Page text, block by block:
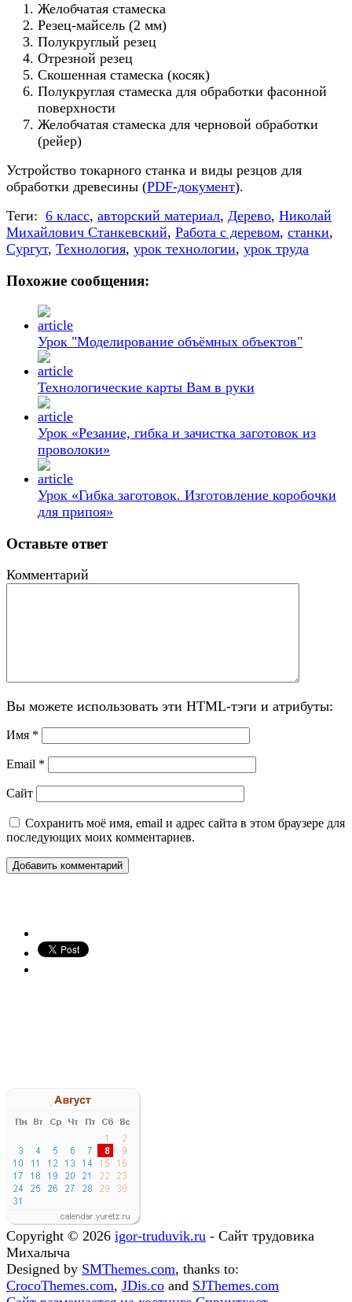
Желобчатая стамеска
Резец-майсель (2 мм)
Полукруглый резец
Отрезной резец
Скошенная стамеска (косяк)
Полукруглая стамеска для обработки фасонной
поверхности
Желобчатая стамеска для черновой обработки
(рейер)
Устройство токарного станка и виды резцов для
обработки древесины (PDF-документ).
Теги: 6 класс, авторский материал, Дерево, Николай
Михайлович Станкевский, Работа с деревом, станки,
Сургут, Технология, урок технологии, урок труда
Похожие сообщения:
Урок "Моделирование объёмных объектов"
Технологические карты Вам в руки
Урок «Резание, гибка и зачистка заготовок из
проволоки»
Урок «Гибка заготовок. Изготовление коробочки
для припоя»
Оставьте ответ
Комментарий
Вы можете использовать эти HTML-тэги и атрибуты:
Имя *
Email *
Сайт
Сохранить моё имя, email и адрес сайта в этом браузере для
последующих моих комментариев.
Copyright © 2026 igor-truduvik.ru - Сайт трудовика
Михалыча
Designed by SMThemes.com, thanks to:
CrocoThemes.com, JDis.co and SJThemes.com